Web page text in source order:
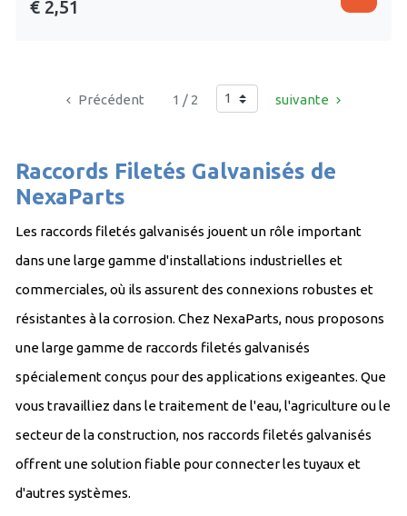
€ 2,51
keyboard_arrow_left Précédent 1 / 2 Ga naar paginasuivante keyboard_arrow_right
Raccords Filetés Galvanisés de
NexaParts
Les raccords filetés galvanisés jouent un rôle important
dans une large gamme d'installations industrielles et
commerciales, où ils assurent des connexions robustes et
résistantes à la corrosion. Chez NexaParts, nous proposons
une large gamme de raccords filetés galvanisés
spécialement conçus pour des applications exigeantes. Que
vous travailliez dans le traitement de l'eau, l'agriculture ou le
secteur de la construction, nos raccords filetés galvanisés
offrent une solution fiable pour connecter les tuyaux et
d'autres systèmes.